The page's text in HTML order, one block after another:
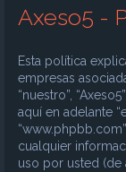
Axeso5 -
Esta política
empresas
“nuestro”,
aquí en adelante
cualquier
uso por usted (de